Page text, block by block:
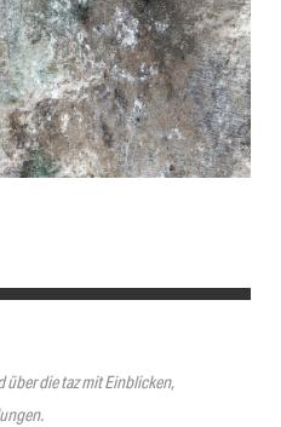
über die taz mit Einblicken,